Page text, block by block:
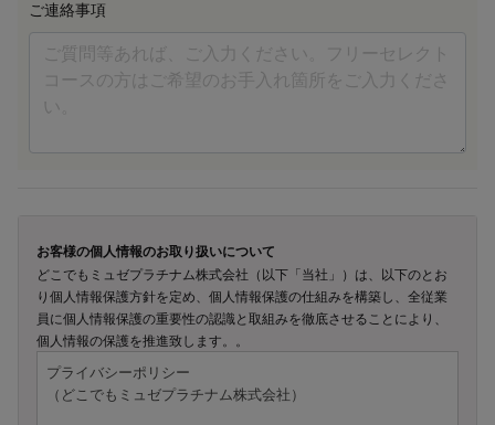
ご連絡事項
お客様の個人情報のお取り扱いについて
どこでもミュゼプラチナム株式会社（以下「当社」）は、以下のとお
り個人情報保護方針を定め、個人情報保護の仕組みを構築し、全従業
員に個人情報保護の重要性の認識と取組みを徹底させることにより、
個人情報の保護を推進致します。。
プライバシーポリシー
（どこでもミュゼプラチナム株式会社）